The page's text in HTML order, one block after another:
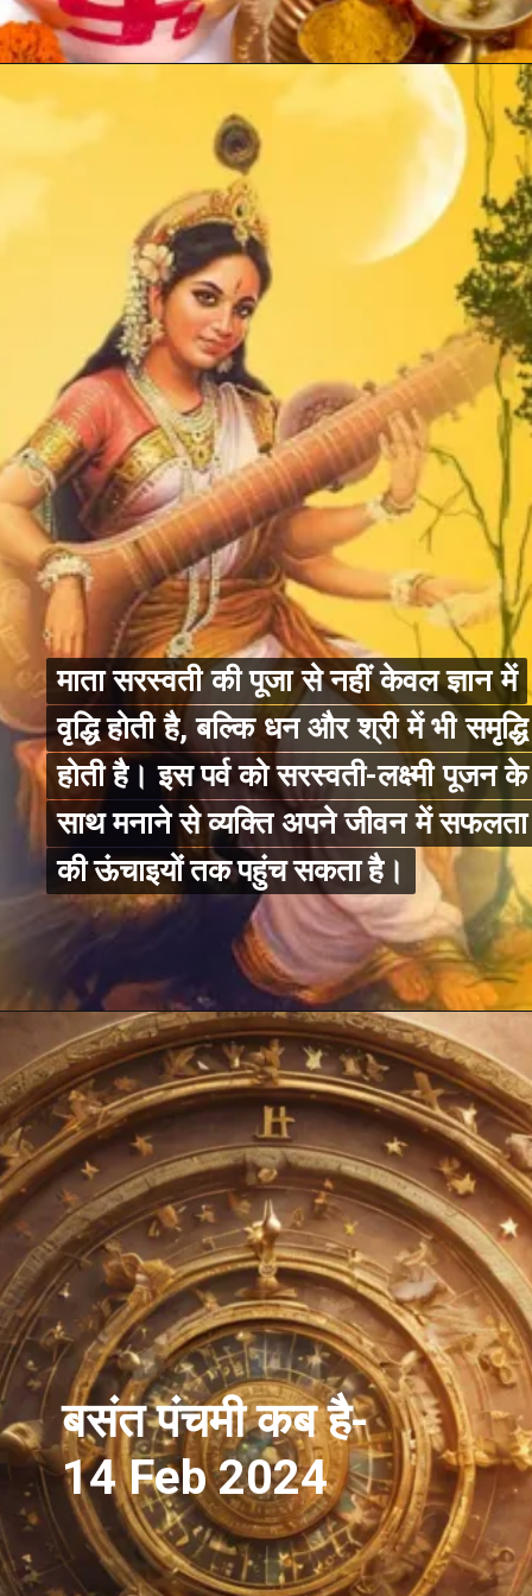
माता सरस्वती की पूजा से नहीं केवल ज्ञान में
वृद्धि होती है, बल्कि धन और श्री में भी समृद्धि
होती है। इस पर्व को सरस्वती-लक्ष्मी पूजन के
साथ मनाने से व्यक्ति अपने जीवन में सफलता
की ऊंचाइयों तक पहुंच सकता है।
माता सरस्वती की पूजा से नहीं केवल ज्ञान में
वृद्धि होती है, बल्कि धन और श्री में भी समृद्धि
होती है। इस पर्व को सरस्वती-लक्ष्मी पूजन के
साथ मनाने से व्यक्ति अपने जीवन में सफलता
की ऊंचाइयों तक पहुंच सकता है।
बसंत पंचमी कब है-
14 Feb 2024